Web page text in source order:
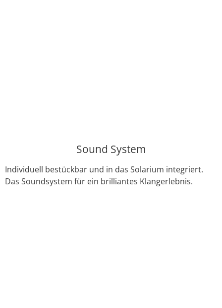
Sound System
Individuell bestückbar und in das Solarium integriert.
Das Soundsystem für ein brilliantes Klangerlebnis.